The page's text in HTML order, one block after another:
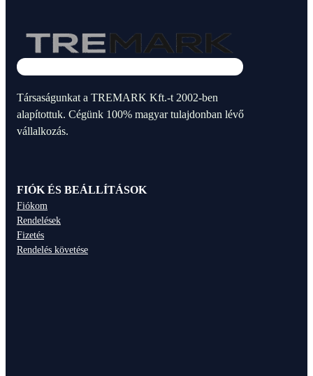
Társaságunkat a TREMARK Kft.-t 2002-ben
alapítottuk. Cégünk 100% magyar tulajdonban lévő
vállalkozás.
FIÓK ÉS BEÁLLÍTÁSOK
Fiókom
Rendelések
Fizetés
Rendelés követése